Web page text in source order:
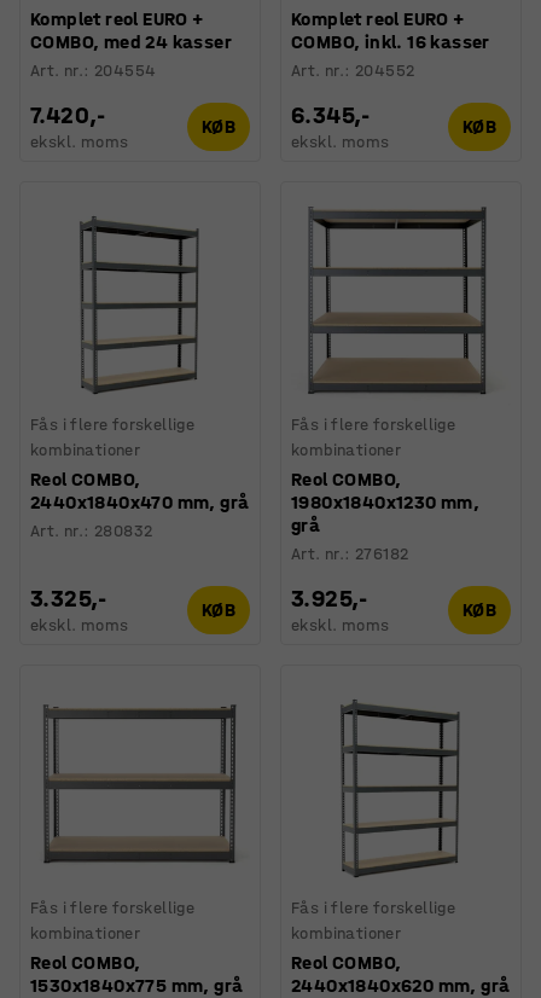
Komplet reol EURO +
COMBO, med 24 kasser
Art. nr.: 204554
7.420,-
ekskl. moms
KØB
Komplet reol EURO +
COMBO, inkl. 16 kasser
Art. nr.: 204552
6.345,-
ekskl. moms
KØB
Fås i flere forskellige
kombinationer
Reol COMBO,
2440x1840x470 mm, grå
Art. nr.: 280832
3.325,-
ekskl. moms
KØB
Fås i flere forskellige
kombinationer
Reol COMBO,
1980x1840x1230 mm,
grå
Art. nr.: 276182
3.925,-
ekskl. moms
KØB
Fås i flere forskellige
kombinationer
Reol COMBO,
1530x1840x775 mm, grå
Fås i flere forskellige
kombinationer
Reol COMBO,
2440x1840x620 mm, grå